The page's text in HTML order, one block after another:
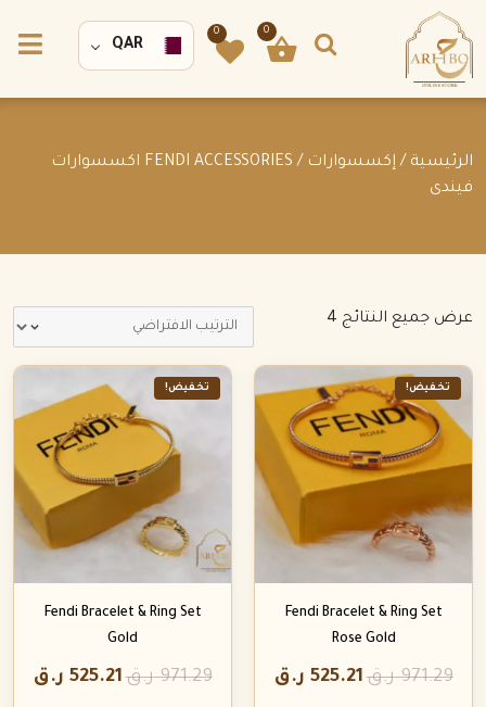
0
0
QAR
الرئيسية /إكسسوارات
/ FENDI ACCESSORIES اكسسوارات
فيندى
عرض جميع النتائج 4
تخفيض!
Fendi Bracelet & Ring Set
Rose Gold
971.29 ر.ق525.21 ر.ق
تخفيض!
Fendi Bracelet & Ring Set
Gold
971.29 ر.ق525.21 ر.ق